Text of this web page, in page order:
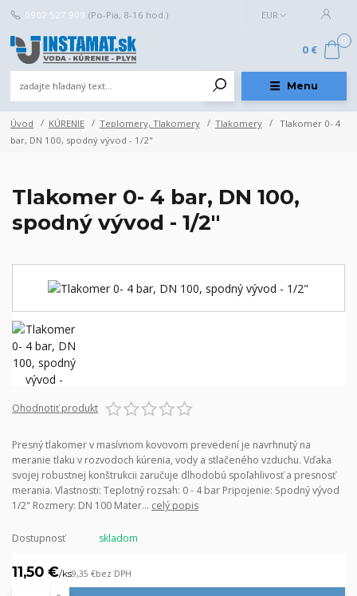
Menu
EUR
0902 527 909 (Po-Pia, 8-16 hod.)
0
0 €
Úvod KÚRENIE Teplomery, Tlakomery Tlakomery
Tlakomer 0- 4
bar, DN 100, spodný vývod - 1/2"
Tlakomer 0- 4 bar, DN 100,
spodný vývod - 1/2"
Ohodnotiť produkt
Presný tlakomer v masívnom kovovom prevedení je navrhnutý na
meranie tlaku v rozvodoch kúrenia, vody a stlačeného vzduchu. Vďaka
svojej robustnej konštrukcii zaručuje dlhodobú spoľahlivosť a presnosť
merania. Vlastnosti: Teplotný rozsah: 0 - 4 bar Pripojenie: Spodný vývod
1/2" Rozmery: DN 100 Mater... celý popis
Dostupnosť skladom
11,50 €/ks9,35 €bez DPH